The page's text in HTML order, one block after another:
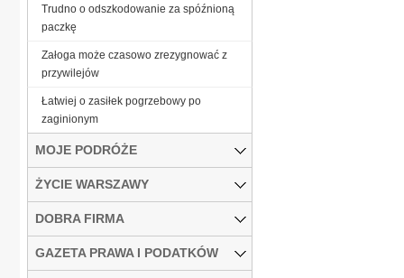
Trudno o odszkodowanie za spóźnioną
paczkę
Załoga może czasowo zrezygnować z
przywilejów
Łatwiej o zasiłek pogrzebowy po
zaginionym
MOJE PODRÓŻE
ŻYCIE WARSZAWY
DOBRA FIRMA
GAZETA PRAWA I PODATKÓW